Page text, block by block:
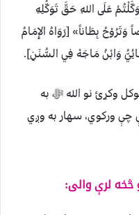
عَلَى اللهِ حَقَّ تَوَكُّلِهِ
بِطَاناً» [رَوَاهُ الإِمَامُ
وَابْنُ مَاجَهْ فِي السُّنَنِ].
وکړئ نو الله ﷻ به
چې ورکوي، سهار به وږي